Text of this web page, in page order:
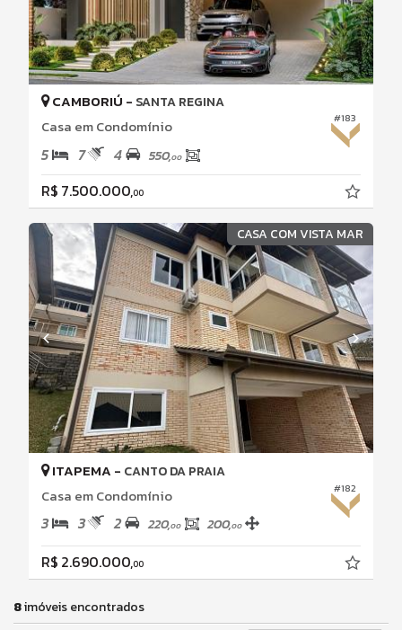
#183
CAMBORIÚ - SANTA REGINA
Casa em Condomínio
5 7 4 550,00
R$ 7.500.000,00
CASA COM VISTA MAR
#182
ITAPEMA - CANTO DA PRAIA
Casa em Condomínio
3 3 2 220,00 200,00
R$ 2.690.000,00
8imóveis encontrados